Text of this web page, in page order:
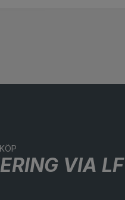
VIA LF